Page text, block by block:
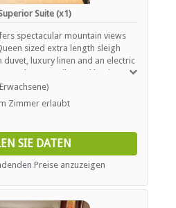
Suite (x1)
spectacular mountain views
sized extra length sleigh
luxury linen and an electric
a shower, toilet and basin.
station, bar fridge, flat
hotel bouquet.
Zimmer erlaubt
SIE DATEN
Preise anzuzeigen